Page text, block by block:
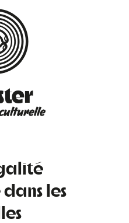
les